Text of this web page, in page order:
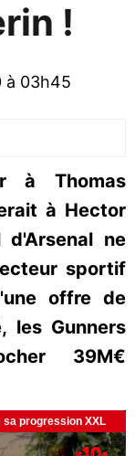
!
à 03h45
à Thomas
à Hector
ne
sportif
offre de
les Gunners
39M€